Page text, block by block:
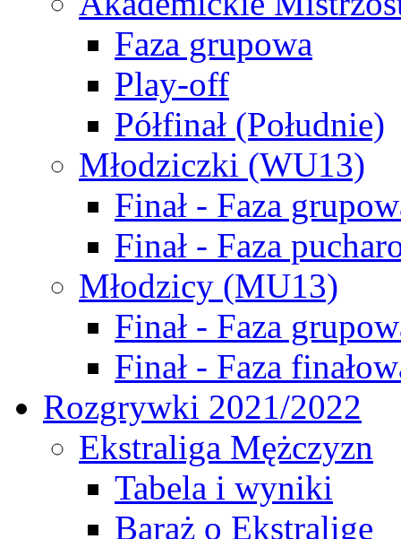
Faza grupowa
Play-off
Półfinał (Południe)
Młodziczki (WU13)
Finał - Faza
Finał - Faza
Młodzicy (MU13)
Finał - Faza
Finał - Faza
Rozgrywki 2021/2022
Ekstraliga Mężczyzn
Tabela i wyniki
Baraż o Ekstraligę